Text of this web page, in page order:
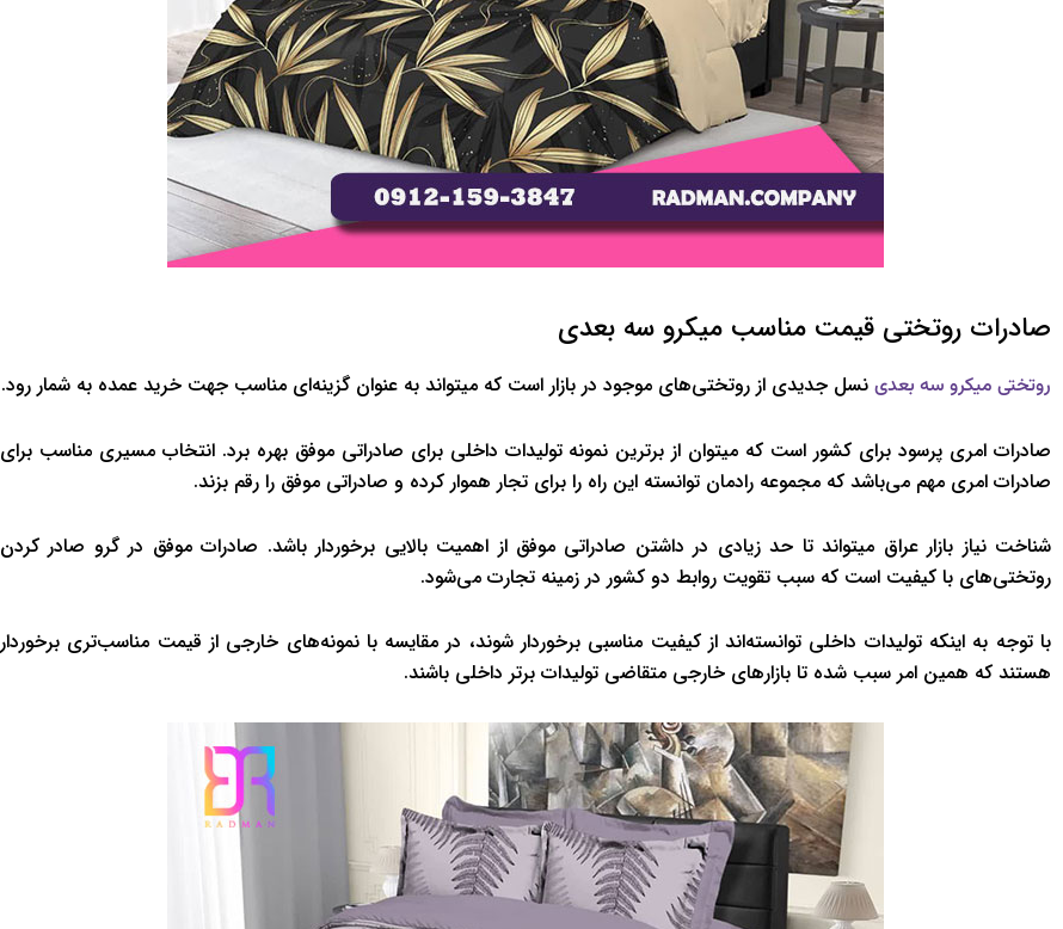
صادرات روتختی قیمت مناسب میکرو سه بعدی
روتختی میکرو سه بعدی نسل جدیدی از روتختی‌های موجود در بازار است که میتواند به عنوان گزینه‌ای مناسب جهت خرید عمده به شمار رود.
صادرات امری پرسود برای کشور است که میتوان از برترین نمونه تولیدات داخلی برای صادراتی موفق بهره برد. انتخاب مسیری مناسب برای
صادرات امری مهم می‌باشد که مجموعه رادمان توانسته این راه را برای تجار هموار کرده و صادراتی موفق را رقم بزند.
شناخت نیاز بازار عراق میتواند تا حد زیادی در داشتن صادراتی موفق از اهمیت بالایی برخوردار باشد. صادرات موفق در گرو صادر کردن
روتختی‌های با کیفیت است که سبب تقویت روابط دو کشور در زمینه تجارت می‌شود.
با توجه به اینکه تولیدات داخلی توانسته‌اند از کیفیت مناسبی برخوردار شوند، در مقایسه با نمونه‌های خارجی از قیمت مناسب‌تری برخوردار
هستند که همین امر سبب شده تا بازارهای خارجی متقاضی تولیدات برتر داخلی باشند.